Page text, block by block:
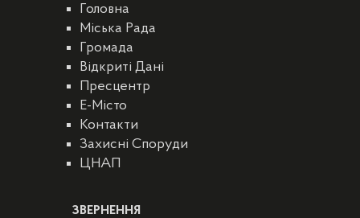
Головна
Міська Рада
Громада
Відкриті Дані
Пресцентр
E-Місто
Контакти
Захисні Споруди
ЦНАП
ЗВЕРНЕННЯ